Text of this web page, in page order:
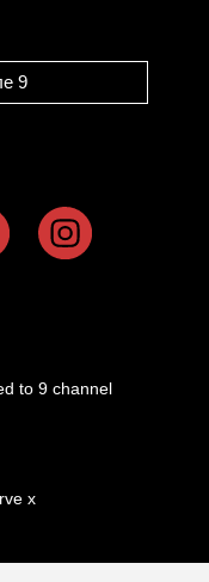
9
to 9 channel
x